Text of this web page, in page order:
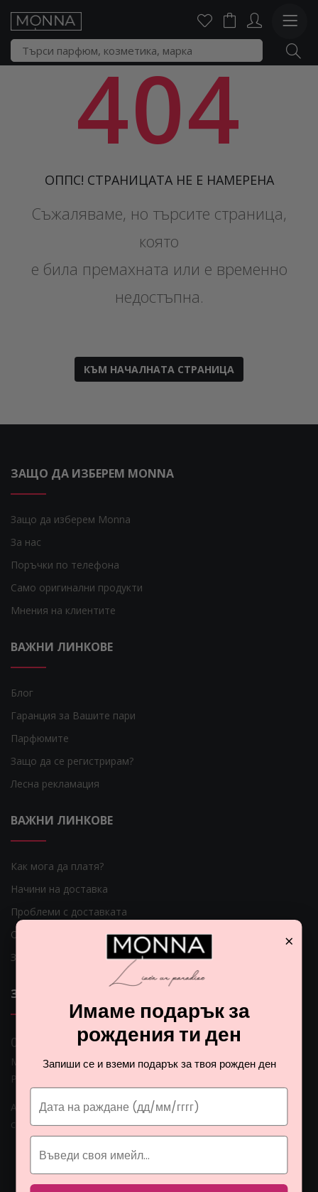
404
ОППС! СТРАНИЦАТА НЕ Е НАМЕРЕНА
Съжаляваме, но търсите страница,
която
е била премахната или е временно
недостъпна.
КЪМ НАЧАЛНАТА СТРАНИЦА
ЗАЩО ДА ИЗБЕРЕМ MONNA
Защо да изберем Monna
За нас
Поръчки по телефона
Само оригинални продукти
Мнения на клиентите
ВАЖНИ ЛИНКОВЕ
Блог
Гаранция за Вашите пари
Парфюмите
Защо да се регистрирам?
Лесна рекламация
ВАЖНИ ЛИНКОВЕ
Как мога да платя?
Начини на доставка
Проблеми с доставката
Общи условия
Защита на личните данни
ЗА НАС
0 888 0 66662
Монна Интернешънъл ЕООД, ЕИК: BG206774951
Раб. време: Пoн - Пет 09:00ч. - 18:00ч.
Адрес: гр. София, ул. Гео Милев 15, България
customers@monna.bg
×
Имаме подарък за
рождения ти ден
Запиши се и вземи подарък за твоя рожден ден